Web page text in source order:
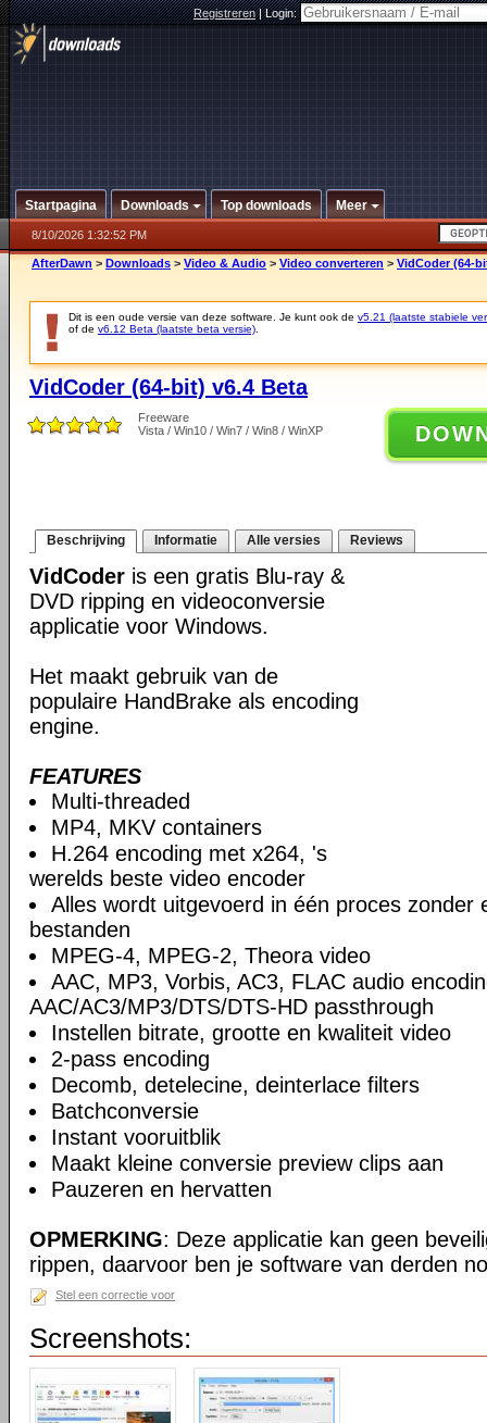
Registreren|Login:
Startpagina Downloads Top downloads Meer
8/10/2026 1:32:52 PM
AfterDawn > Downloads > Video & Audio > Video converteren > VidCoder (64-
Dit is een oude versie van deze software. Je kunt ook de v5.21 (laatste stabiele
of de v6.12 Beta (laatste beta versie)
VidCoder (64-bit) v6.4 Beta
Freeware
Vista / Win10 / Win7 / Win8 / WinXP
Beschrijving Informatie Alle versies Reviews
VidCoder is een gratis Blu-ray &
DVD ripping en videoconversie
applicatie voor Windows.
Het maakt gebruik van de
populaire HandBrake als encoding
engine.
FEATURES
Multi-threaded
MP4, MKV containers
H.264 encoding met x264, 's
werelds beste video encoder
Alles wordt uitgevoerd in één proces zonder
bestanden
MPEG-4, MPEG-2, Theora video
AAC, MP3, Vorbis, AC3, FLAC audio
AAC/AC3/MP3/DTS/DTS-HD passthrough
Instellen bitrate, grootte en kwaliteit video
2-pass encoding
Decomb, detelecine, deinterlace filters
Batchconversie
Instant vooruitblik
Maakt kleine conversie preview clips aan
Pauzeren en hervatten
OPMERKING: Deze applicatie kan geen
rippen, daarvoor ben je software van derden
Stel een correctie voor
Screenshots: